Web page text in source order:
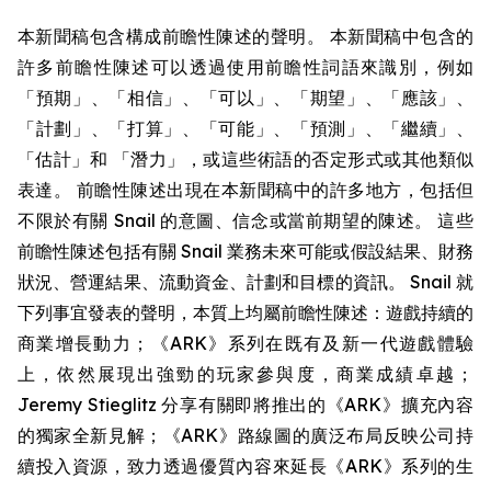
本新聞稿包含構成前瞻性陳述的聲明。 本新聞稿中包含的
許多前瞻性陳述可以透過使用前瞻性詞語來識別，例如
「預期」、「相信」、「可以」、「期望」、「應該」、
「計劃」、「打算」、「可能」、「預測」、「繼續」、
「估計」和 「潛力」，或這些術語的否定形式或其他類似
表達。 前瞻性陳述出現在本新聞稿中的許多地方，包括但
不限於有關 Snail 的意圖、信念或當前期望的陳述。 這些
前瞻性陳述包括有關 Snail 業務未來可能或假設結果、財務
狀況、營運結果、流動資金、計劃和目標的資訊。 Snail 就
下列事宜發表的聲明，本質上均屬前瞻性陳述：遊戲持續的
商業增長動力；《ARK》系列在既有及新一代遊戲體驗
上，依然展現出強勁的玩家參與度，商業成績卓越；
Jeremy Stieglitz 分享有關即將推出的《ARK》擴充內容
的獨家全新見解；《ARK》路線圖的廣泛布局反映公司持
續投入資源，致力透過優質內容來延長《ARK》系列的生